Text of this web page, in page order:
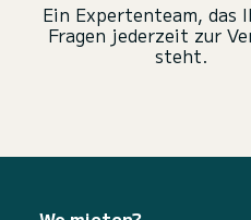
Ein Expertenteam, das
Fragen jederzeit zur
steht.